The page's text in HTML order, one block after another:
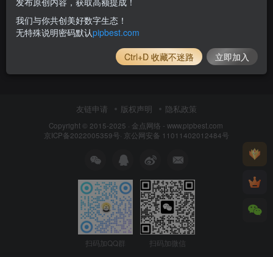
友链申请 版权声明 隐私政策
Copyright © 2015-2025 · 金点网络 - www.pipbest.com
京ICP备2022005359号· 京公网安备 11011402012484号
扫码加QQ群 扫码加微信
我们与你共创美好数字生态！
无特殊说明密码默认pipbest.com
Ctrl+D 收藏不迷路 立即加入